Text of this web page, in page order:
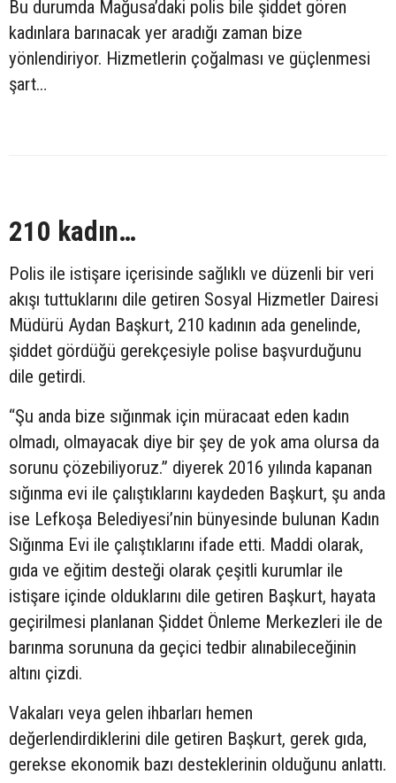
Bu durumda Mağusa’daki polis bile şiddet gören
kadınlara barınacak yer aradığı zaman bize
yönlendiriyor. Hizmetlerin çoğalması ve güçlenmesi
şart…
210 kadın…
Polis ile istişare içerisinde sağlıklı ve düzenli bir veri
akışı tuttuklarını dile getiren Sosyal Hizmetler Dairesi
Müdürü Aydan Başkurt, 210 kadının ada genelinde,
şiddet gördüğü gerekçesiyle polise başvurduğunu
dile getirdi.
“Şu anda bize sığınmak için müracaat eden kadın
olmadı, olmayacak diye bir şey de yok ama olursa da
sorunu çözebiliyoruz.” diyerek 2016 yılında kapanan
sığınma evi ile çalıştıklarını kaydeden Başkurt, şu anda
ise Lefkoşa Belediyesi’nin bünyesinde bulunan Kadın
Sığınma Evi ile çalıştıklarını ifade etti. Maddi olarak,
gıda ve eğitim desteği olarak çeşitli kurumlar ile
istişare içinde olduklarını dile getiren Başkurt, hayata
geçirilmesi planlanan Şiddet Önleme Merkezleri ile de
barınma sorununa da geçici tedbir alınabileceğinin
altını çizdi.
Vakaları veya gelen ihbarları hemen
değerlendirdiklerini dile getiren Başkurt, gerek gıda,
gerekse ekonomik bazı desteklerinin olduğunu anlattı.